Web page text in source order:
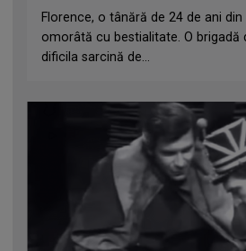
Florence, o tânără de 24 de ani
omorâtă cu bestialitate. O brigadă
dificila sarcină de...